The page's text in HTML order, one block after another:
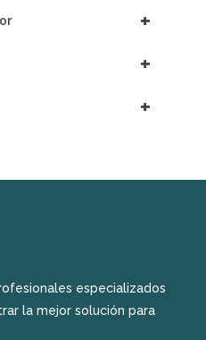
+
+
+
especializados
la mejor solución para